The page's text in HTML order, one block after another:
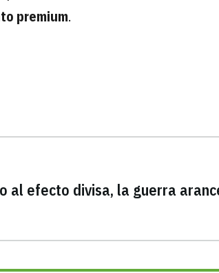
premium.
al efecto divisa, la guerra